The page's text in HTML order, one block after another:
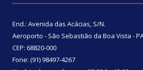
End.: Avenida das Acácias, S/N.
Aeroporto - São Sebastião da Boa Vista -
CEP: 68820-000
Fone: (91) 98497-4267